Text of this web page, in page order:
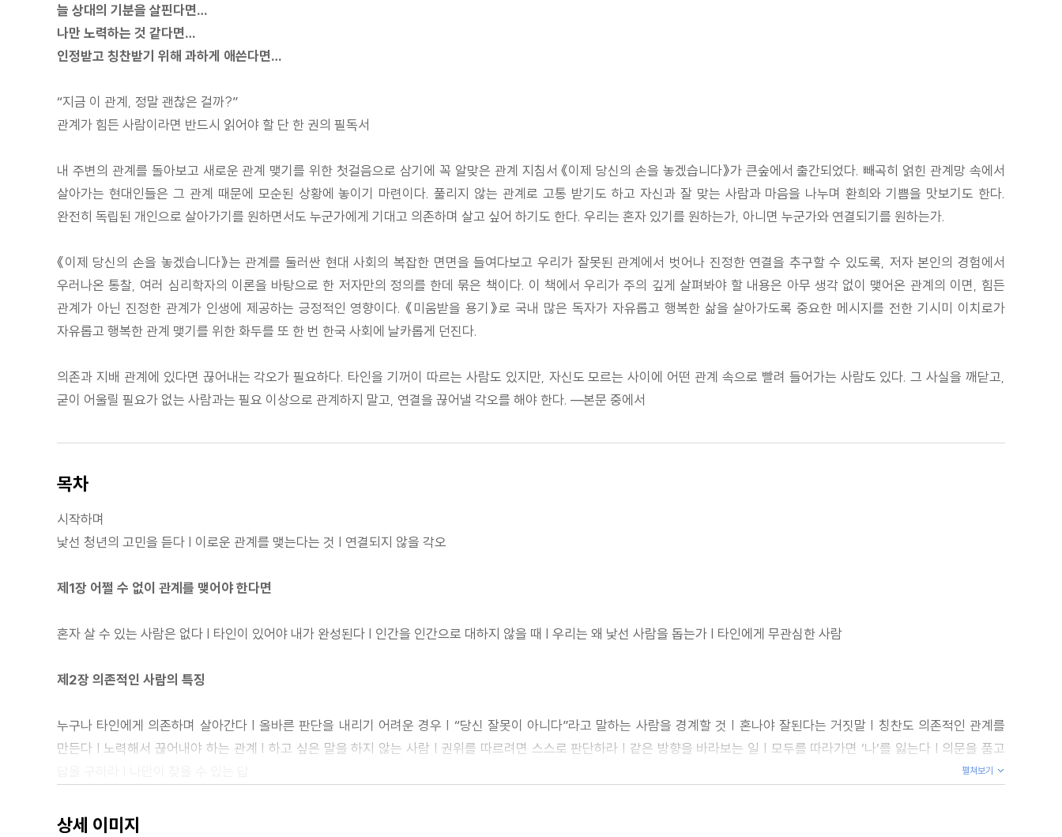
늘 상대의 기분을 살핀다면…
나만 노력하는 것 같다면…
인정받고 칭찬받기 위해 과하게 애쓴다면…
“지금 이 관계, 정말 괜찮은 걸까?”
관계가 힘든 사람이라면 반드시 읽어야 할 단 한 권의 필독서
내 주변의 관계를 돌아보고 새로운 관계 맺기를 위한 첫걸음으로 삼기에 꼭 알맞은 관계 지침서 《이제 당신의 손을 놓겠습니다》가 큰숲에서 출간되었다. 빼곡히 얽힌 관계망 속에서
살아가는 현대인들은 그 관계 때문에 모순된 상황에 놓이기 마련이다. 풀리지 않는 관계로 고통 받기도 하고 자신과 잘 맞는 사람과 마음을 나누며 환희와 기쁨을 맛보기도 한다.
완전히 독립된 개인으로 살아가기를 원하면서도 누군가에게 기대고 의존하며 살고 싶어 하기도 한다. 우리는 혼자 있기를 원하는가, 아니면 누군가와 연결되기를 원하는가.
《이제 당신의 손을 놓겠습니다》는 관계를 둘러싼 현대 사회의 복잡한 면면을 들여다보고 우리가 잘못된 관계에서 벗어나 진정한 연결을 추구할 수 있도록, 저자 본인의 경험에서
우러나온 통찰, 여러 심리학자의 이론을 바탕으로 한 저자만의 정의를 한데 묶은 책이다. 이 책에서 우리가 주의 깊게 살펴봐야 할 내용은 아무 생각 없이 맺어온 관계의 이면, 힘든
관계가 아닌 진정한 관계가 인생에 제공하는 긍정적인 영향이다. 《미움받을 용기》로 국내 많은 독자가 자유롭고 행복한 삶을 살아가도록 중요한 메시지를 전한 기시미 이치로가
자유롭고 행복한 관계 맺기를 위한 화두를 또 한 번 한국 사회에 날카롭게 던진다.
의존과 지배 관계에 있다면 끊어내는 각오가 필요하다. 타인을 기꺼이 따르는 사람도 있지만, 자신도 모르는 사이에 어떤 관계 속으로 빨려 들어가는 사람도 있다. 그 사실을 깨닫고,
굳이 어울릴 필요가 없는 사람과는 필요 이상으로 관계하지 말고, 연결을 끊어낼 각오를 해야 한다. ―본문 중에서
목차
시작하며
낯선 청년의 고민을 듣다 | 이로운 관계를 맺는다는 것 | 연결되지 않을 각오
제1장 어쩔 수 없이 관계를 맺어야 한다면
혼자 살 수 있는 사람은 없다 | 타인이 있어야 내가 완성된다 | 인간을 인간으로 대하지 않을 때 | 우리는 왜 낯선 사람을 돕는가 | 타인에게 무관심한 사람
제2장 의존적인 사람의 특징
누구나 타인에게 의존하며 살아간다 | 올바른 판단을 내리기 어려운 경우 | “당신 잘못이 아니다”라고 말하는 사람을 경계할 것 | 혼나야 잘된다는 거짓말 | 칭찬도 의존적인 관계를
만든다 | 노력해서 끊어내야 하는 관계 | 하고 싶은 말을 하지 않는 사람 | 권위를 따르려면 스스로 판단하라 | 같은 방향을 바라보는 일 | 모두를 따라가면 ‘나’를 잃는다 | 의문을 품고
제3장 지배하는 사람의 특징
펼쳐보기
상세 이미지